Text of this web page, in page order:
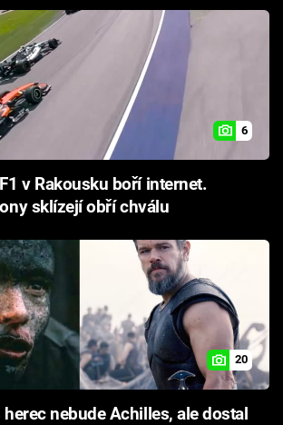
6
v Rakousku boří internet.
sklízejí obří chválu
20
nebude Achilles, ale dostal